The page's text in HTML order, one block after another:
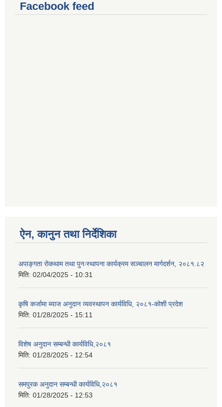
Facebook feed
ऐन, कानुन तथा निर्देशिका
अपाङ्गता रोकथाम तथा पुनःस्थापना कार्यक्रम सञ्चालन मार्गदर्शन, २०८१.८२
मिति: 02/04/2025 - 10:31
कृषि कर्जामा ब्याज अनुदान व्यवस्थापन कार्यविधि, २०८१-कोशी प्रदेश
मिति: 01/28/2025 - 15:11
विशेष अनुदान सम्बन्धी कार्यविधि,२०८१
मिति: 01/28/2025 - 12:54
समपुरक अनुदान सम्बन्धी कार्यविधि,२०८१
मिति: 01/28/2025 - 12:53